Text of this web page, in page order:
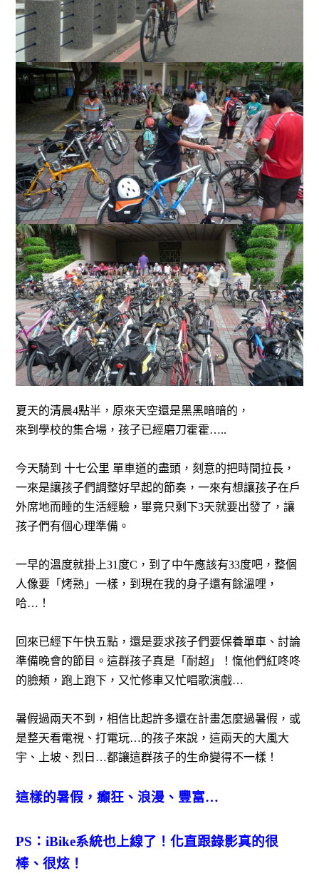
夏天的清晨4點半，原來天空還是黑黑暗暗的，
來到學校的集合場，孩子已經磨刀霍霍…..
今天騎到 十七公里 單車道的盡頭，刻意的把時間拉長，
一來是讓孩子們調整好早起的節奏，一來有想讓孩子在戶
外席地而睡的生活經驗，畢竟只剩下3天就要出發了，讓
孩子們有個心理準備。
一早的溫度就掛上31 度C ，到了中午應該有33度吧，整個
人像要「烤熟」一樣，到現在我的身子還有餘溫哩，
哈…！
回來已經下午快五點，還是要求孩子們要保養單車、討論
準備晚會的節目。這群孩子真是「耐超」！愾他們紅咚咚
的臉頰，跑上跑下，又忙修車又忙唱歌演戲…
暑假過兩天不到，相信比起許多還在計畫怎麼過暑假，或
是整天看電視、打電玩…的孩子來說，這兩天的大風大
宇、上坡、烈日…都讓這群孩子的生命變得不一樣！
這樣的暑假，癲狂、浪漫、豐富…
PS：iBike系統也上線了！化直跟錄影真的很
棒、很炫！